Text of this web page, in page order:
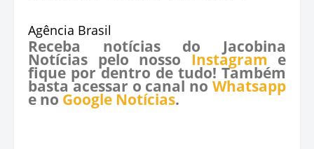
Agência Brasil
Receba notícias do Jacobina
Notícias pelo nosso Instagram e
fique por dentro de tudo! Também
basta acessar o canal no Whatsapp
e no Google Notícias.